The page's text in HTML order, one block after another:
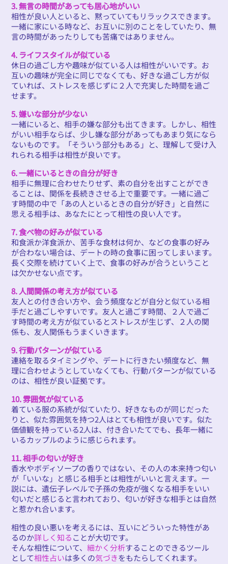
3. 無言の時間があっても居心地がいい
相性が良い人といると、黙っていてもリラックスできます。
一緒に家にいる時など、お互いに別のことをしていたり、無
言の時間があったりしても苦痛ではありません。
4. ライフスタイルが似ている
休日の過ごし方や趣味が似ている人は相性がいいです。お
互いの趣味が完全に同じでなくても、好きな過ごし方が似
ていれば、ストレスを感じずに２人で充実した時間を過ご
せます。
5. 嫌いな部分が少ない
一緒にいると、相手の嫌な部分も出てきます。しかし、相性
がいい相手ならば、少し嫌な部分があってもあまり気になら
ないものです。「そういう部分もある」と、理解して受け入
れられる相手は相性が良いです。
6. 一緒にいるときの自分が好き
相手に無理に合わせたりせず、素の自分を出すことができ
ることは、関係を長続きさせる上で重要です。一緒に過ご
す時間の中で「あの人といるときの自分が好き」と自然に
思える相手は、あなたにとって相性の良い人です。
7. 食べ物の好みが似ている
和食派か洋食派か、苦手な食材は何か、などの食事の好み
が合わない場合は、デートの時の食事に困ってしまいます。
長く交際を続けていく上で、食事の好みが合うということ
は欠かせない点です。
8. 人間関係の考え方が似ている
友人との付き合い方や、会う頻度などが自分と似ている相
手だと過ごしやすいです。友人と過ごす時間、２人で過ご
す時間の考え方が似ているとストレスが生じず、２人の関
係も、友人関係もうまくいきます。
9. 行動パターンが似ている
連絡を取るタイミングや、デートに行きたい頻度など、無
理に合わせようとしていなくても、行動パターンが似ている
のは、相性が良い証拠です。
10. 雰囲気が似ている
着ている服の系統が似ていたり、好きなものが同じだった
りと、似た雰囲気を持つ2人はとても相性が良いです。似た
価値観を持っている2人は、付き合いたてでも、長年一緒に
いるカップルのように感じられます。
11. 相手の匂いが好き
香水やボディソープの香りではない、その人の本来持つ匂い
が「いいな」と感じる相手とは相性がいいと言えます。一
説には、遺伝子レベルで子孫の免疫が強くなる相手をいい
匂いだと感じると言われており、匂いが好きな相手とは自然
と惹かれ合います。
相性の良い悪いを考えるには、互いにどういった特性があ
るのか詳しく知ることが大切です。
そんな相性について、細かく分析することのできるツール
として相性占いは多くの気づきをもたらしてくれます。